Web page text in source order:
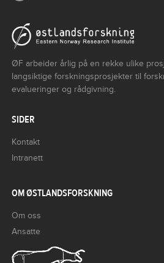
ØF arbeider årlig på en rekke ulike
langsiktige forskningsprosjekter til
evalueringer og rådgivning.
SIDER
Kontakt
Intranett
OM ØSTLANDSFORSKNING
Om oss
Ansatte